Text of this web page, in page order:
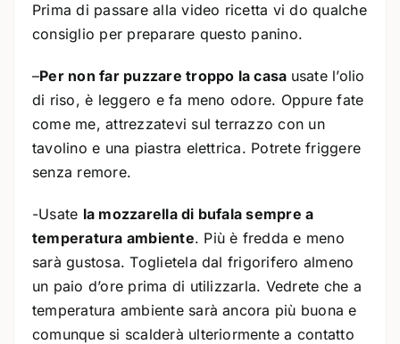
Prima di passare alla video ricetta vi do qualche
consiglio per preparare questo panino.
–Per non far puzzare troppo la casa usate l’olio
di riso, è leggero e fa meno odore. Oppure fate
come me, attrezzatevi sul terrazzo con un
tavolino e una piastra elettrica. Potrete friggere
senza remore.
-Usate la mozzarella di bufala sempre a
temperatura ambiente. Più è fredda e meno
sarà gustosa. Toglietela dal frigorifero almeno
un paio d’ore prima di utilizzarla. Vedrete che a
temperatura ambiente sarà ancora più buona e
comunque si scalderà ulteriormente a contatto